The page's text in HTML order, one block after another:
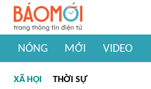
NÓNG MỚI VIDEO
#Khám phá thế giới
XÃ HỘI THỜI SỰ